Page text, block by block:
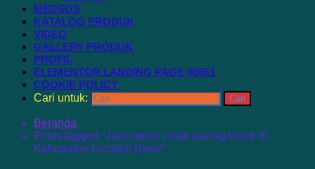
MEDSOS
KATALOG PRODUK
VIDEO
GALLERY PRODUK
PROFIL
ELEMENTOR LANDING PAGE #6651
COOKIE POLICY
Cari untuk:
Beranda
Posts tagged “Jual mesin cetak paving block di
Kabupaten Lombok Barat”